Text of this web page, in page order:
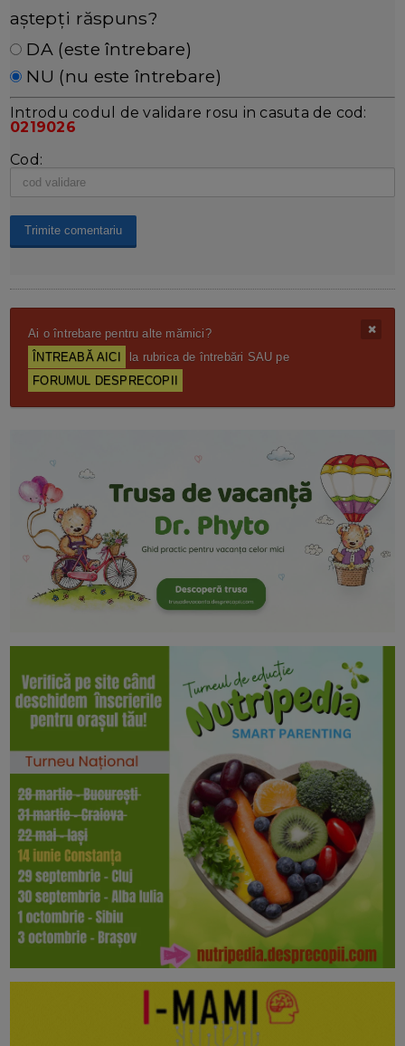
aștepți răspuns?
DA (este întrebare)
NU (nu este întrebare)
Introdu codul de validare rosu in casuta de cod:
0219026
Cod:
Ai o întrebare pentru alte mămici?
ÎNTREABĂ AICI
la rubrica de întrebări SAU pe
FORUMUL DESPRECOPII